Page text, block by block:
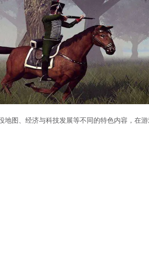
图、经济与科技发展等不同的特色内容，在